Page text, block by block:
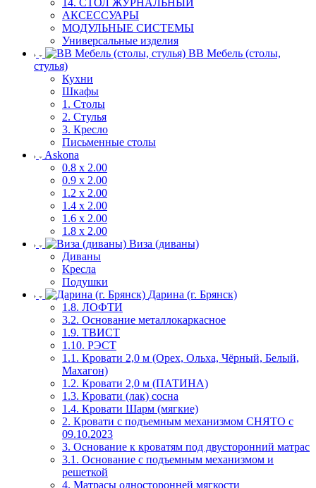
АКСЕССУАРЫ
МОДУЛЬНЫЕ СИСТЕМЫ
Универсальные изделия
ВВ Мебель (столы,
стулья)
Кухни
Шкафы
1. Столы
2. Стулья
3. Кресло
Письменные столы
Askona
0.8 х 2.00
0.9 х 2.00
1.2 х 2.00
1.4 х 2.00
1.6 х 2.00
1.8 х 2.00
Виза (диваны)
Диваны
Кресла
Подушки
Дарина (г. Брянск)
1.8. ЛОФТИ
3.2. Основание металлокаркасное
1.9. ТВИСТ
1.10. РЭСТ
1.1. Кровати 2,0 м (Орех, Ольха, Чёрный, Белый,
Махагон)
1.2. Кровати 2,0 м (ПАТИНА)
1.3. Кровати (лак) сосна
1.4. Кровати Шарм (мягкие)
2. Кровати с подъемным механизмом СНЯТО с
09.10.2023
3. Основание к кроватям под двусторонний матрас
3.1. Основание с подъемным механизмом и
решеткой
4. Матрасы односторонней мягкости